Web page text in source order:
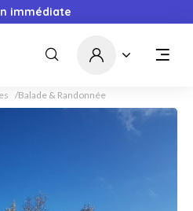
immédiate
Balade & Randonnée